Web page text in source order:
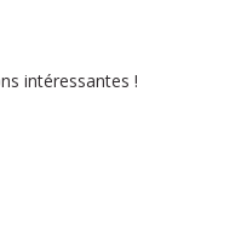
intéressantes !